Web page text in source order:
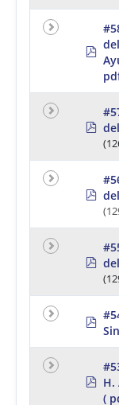
ct
e
d
p
p
p
p
p
f
p H.
(